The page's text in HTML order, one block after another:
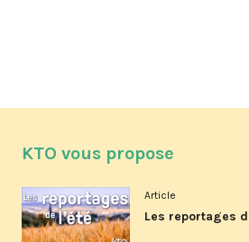
KTO vous propose
Article
Les reportages